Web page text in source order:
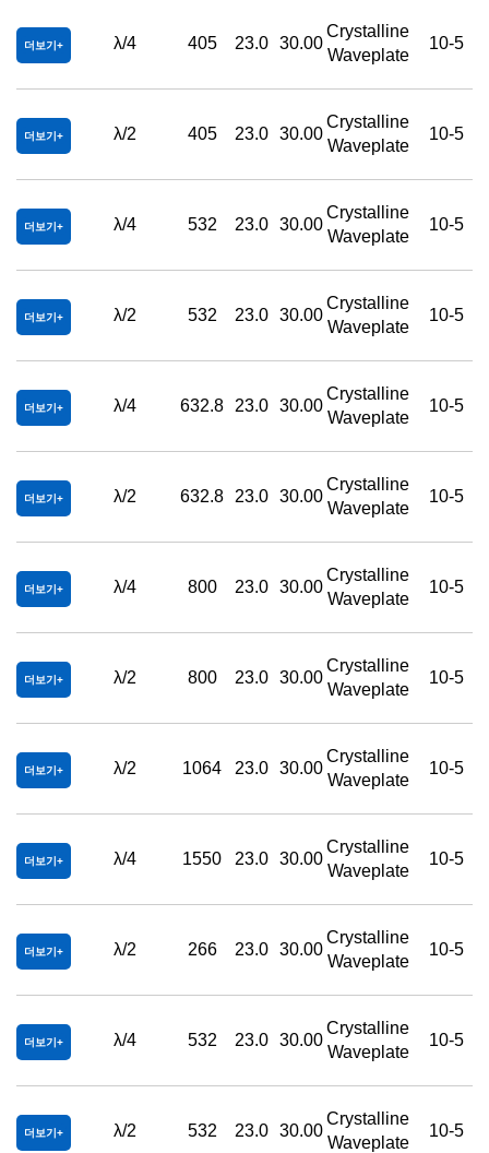
더보기 λ/4 405 23.0 30.00
Crystalline
Waveplate
10-5
더보기 λ/2 405 23.0 30.00
Crystalline
Waveplate
10-5
더보기 λ/4 532 23.0 30.00
Crystalline
Waveplate
10-5
더보기 λ/2 532 23.0 30.00
Crystalline
Waveplate
10-5
더보기 λ/4 632.8 23.0 30.00
Crystalline
Waveplate
10-5
더보기 λ/2 632.8 23.0 30.00
Crystalline
Waveplate
10-5
더보기 λ/4 800 23.0 30.00
Crystalline
Waveplate
10-5
더보기 λ/2 800 23.0 30.00
Crystalline
Waveplate
10-5
더보기 λ/2 1064 23.0 30.00
Crystalline
Waveplate
10-5
더보기 λ/4 1550 23.0 30.00
Crystalline
Waveplate
10-5
더보기 λ/2 266 23.0 30.00
Crystalline
Waveplate
10-5
더보기 λ/4 532 23.0 30.00
Crystalline
Waveplate
10-5
더보기 λ/2 532 23.0 30.00
Crystalline
Waveplate
10-5